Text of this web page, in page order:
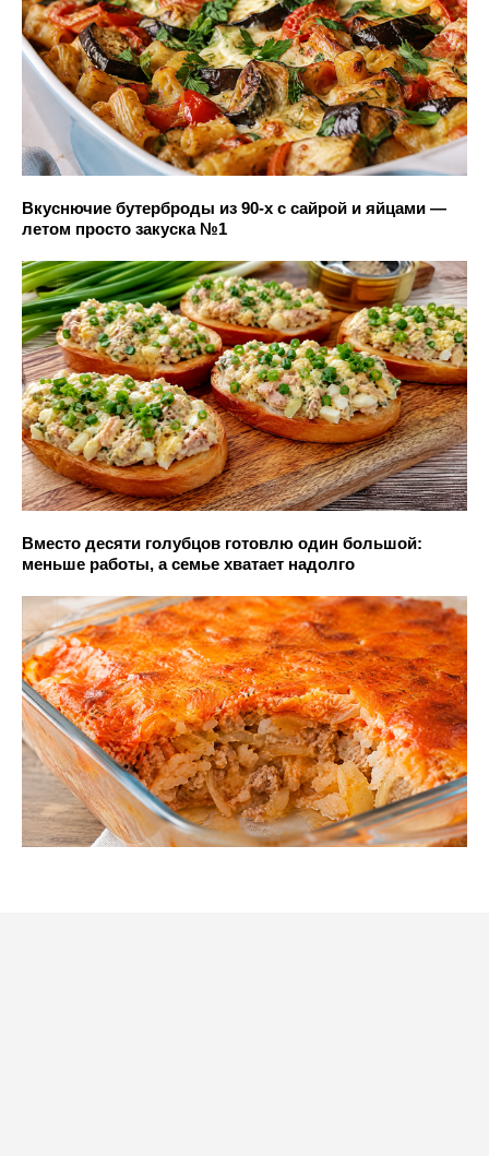
Вкуснючие бутерброды из 90-х с сайрой и яйцами —
летом просто закуска №1
Вместо десяти голубцов готовлю один большой:
меньше работы, а семье хватает надолго